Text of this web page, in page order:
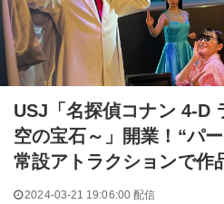
USJ「名探偵コナン 4-D
空の宝石～」開業！“パ
常設アトラクションで作
2024-03-21 19:06:00 配信